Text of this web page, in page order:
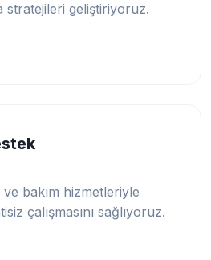
stratejileri geliştiriyoruz.
bakım hizmetleriyle
çalışmasını sağlıyoruz.